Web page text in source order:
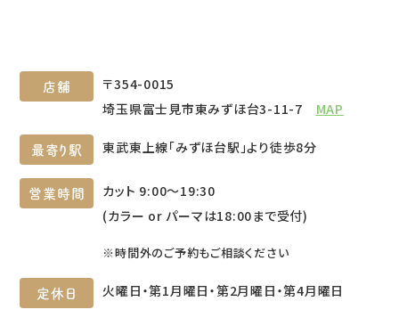
店舗
〒354-0015
埼玉県富士見市東みずほ台3-11-7 MAP
最寄り駅 東武東上線「みずほ台駅」より徒歩8分
営業時間
カット 9:00～19:30
(カラー or パーマは18:00まで受付)
※時間外のご予約もご相談ください
定休日 火曜日・第1月曜日・第2月曜日・第4月曜日